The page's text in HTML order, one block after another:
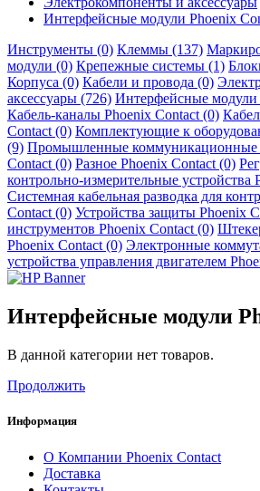
Интерфейсные модули Phoenix
Инструменты (0) Клеммы (137)
модули (0) Крепежные системы (1)
Корпуса (0) Кабели и провода (0)
аксессуары (726) Интерфейсные модули
Кабель-каналы Phoenix Contact (0)
Contact (0) Комплектующие к
(9) Промышленные коммуникационные
Contact (0) Разное Phoenix Contact (0)
контрольно-измерительные устройства
Системная кабельная разводка для
Contact (0) Устройства защиты Phoenix
инструментов Phoenix Contact (0)
Phoenix Contact (0) Электронные
устройства управления двигателем
Интерфейсные модули
В данной категории нет товаров.
Продолжить
Информация
О Компании Phoenix Contact
Доставка